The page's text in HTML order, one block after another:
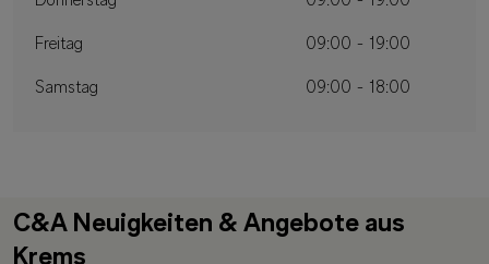
Freitag 09:00 - 19:00
Samstag 09:00 - 18:00
C&A Neuigkeiten & Angebote aus
Krems